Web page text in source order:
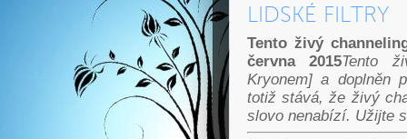
LIDSKÉ FILTRY
Tento živý
června 2015Tento
Kryonem] a doplněn
totiž stává, že živý
slovo nenabízí. Užijte